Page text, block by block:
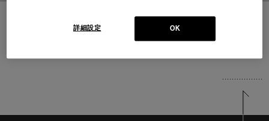
ONLINE STORE お問合せ
> PRODUCTS > テーブル・コンソール
OK
詳細設定